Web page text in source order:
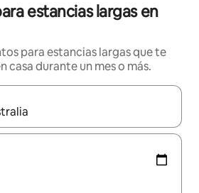
estancias largas en
para estancias largas que te
casa durante un mes o más.
estén disponibles, podrás navegar